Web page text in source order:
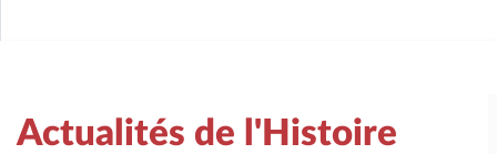
Actualités de l'Histoire